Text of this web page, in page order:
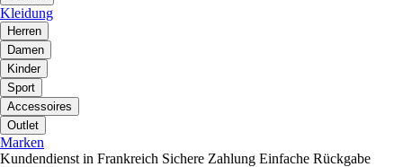
Kleidung
Herren
Damen
Kinder
Sport
Accessoires
Outlet
Marken
Kundendienst in Frankreich Sichere Zahlung Einfache Rückgabe